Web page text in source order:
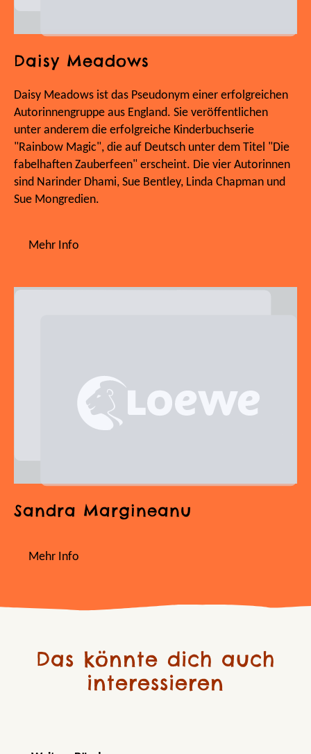
Daisy Meadows
Daisy Meadows ist das Pseudonym einer erfolgreichen
Autorinnengruppe aus England. Sie veröffentlichen
unter anderem die erfolgreiche Kinderbuchserie
"Rainbow Magic", die auf Deutsch unter dem Titel "Die
fabelhaften Zauberfeen" erscheint. Die vier Autorinnen
sind Narinder Dhami, Sue Bentley, Linda Chapman und
Sue Mongredien.
Mehr Info
Sandra Margineanu
Mehr Info
Das könnte dich auch
interessieren